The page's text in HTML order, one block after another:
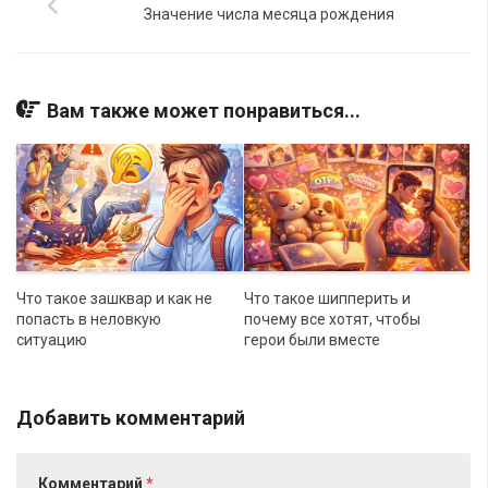
Значение числа месяца рождения
Вам также может понравиться...
Что такое зашквар и как не
попасть в неловкую
ситуацию
Что такое шипперить и
почему все хотят, чтобы
герои были вместе
Добавить комментарий
Комментарий *